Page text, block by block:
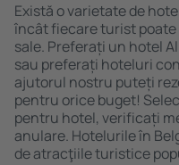
Există o varietate de
încât fiecare turist
sale. Preferați un hotel
sau preferați hoteluri
ajutorul nostru puteți
pentru orice buget!
pentru hotel, verificați
anulare. Hotelurile în
de atracţiile turistice